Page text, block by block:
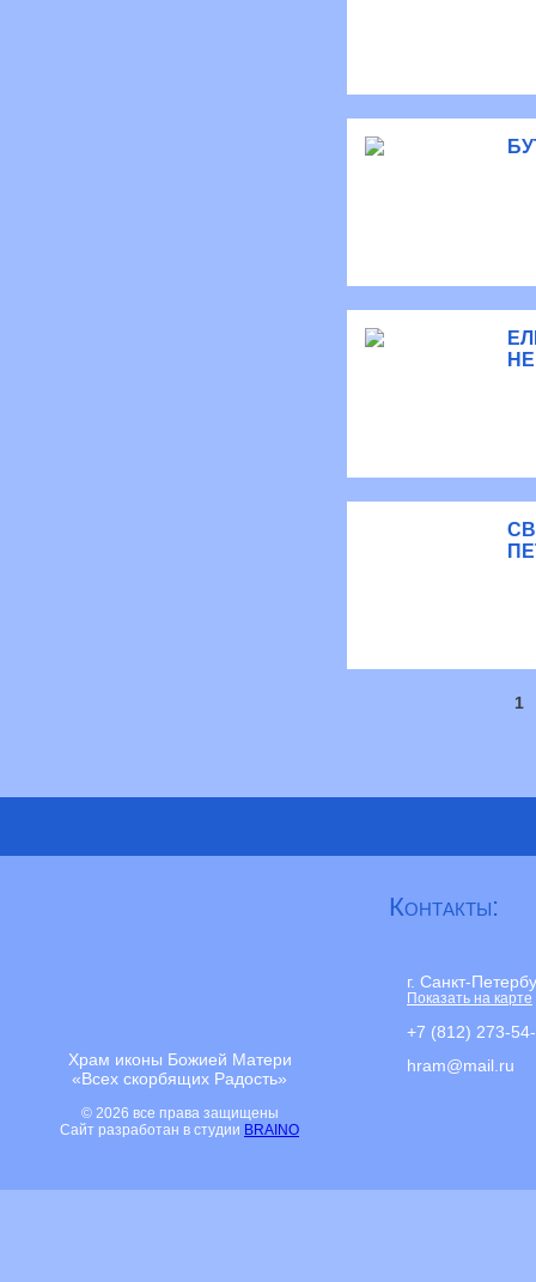
1
Храм иконы Божией Матери
«Всех скорбящих Радость»
© 2026 все права защищены
Сайт разработан в студии BRAINO
Контакты:
г. Санкт-
Показать на карте
+7 (812) 273-
hram@mail.ru